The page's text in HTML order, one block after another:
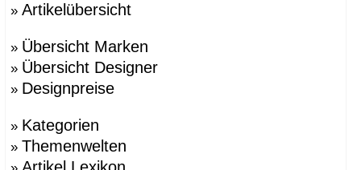
» Artikelübersicht
» Übersicht Marken
» Übersicht Designer
» Designpreise
» Kategorien
» Themenwelten